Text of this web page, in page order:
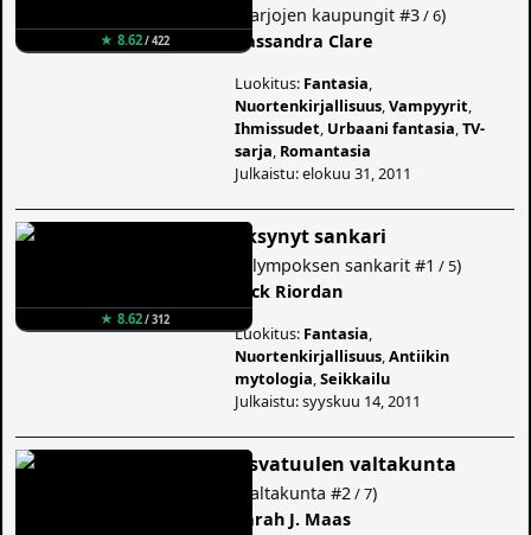
★ 8.62/ 422
Varjojen kaupungit #3/ 6)
Cassandra Clare
Luokitus: Fantasia
Nuortenkirjallisuus ,Vampyyrit
Ihmissudet Urbaani fantasia ,TV-
sarja Romantasia
Julkaistu: elokuu 31, 2011
★ 8.62/ 312
Eksynyt sankari
Olympoksen sankarit #1 / 5)
Rick Riordan
Luokitus: Fantasia
Nuortenkirjallisuus ,Antiikin
mytologia ,Seikkailu
Julkaistu: syyskuu 14, 2011
Usvatuulen valtakunta
Valtakunta #2 / 7)
Sarah J. Maas